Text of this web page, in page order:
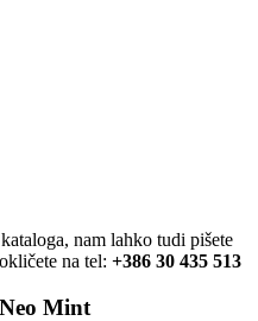
nam lahko tudi pišete
na tel: +386 30 435 513
Mint